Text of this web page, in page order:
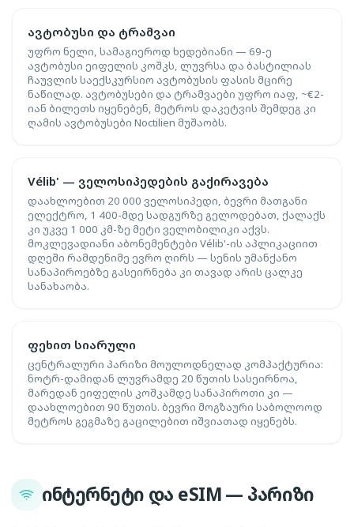
ავტობუსი და ტრამვაი
უფრო ნელი, სამაგიეროდ ხედებიანი — 69-ე
ავტობუსი ეიფელის კოშკს, ლუვრსა და ბასტილიას
ჩაუვლის საექსკურსიო ავტობუსის ფასის მცირე
ნაწილად. ავტობუსები და ტრამვაები უფრო იაფ, ~€2-
იან ბილეთს იყენებენ, მეტროს დაკეტვის შემდეგ კი
ღამის ავტობუსები Noctilien მუშაობს.
Vélib' — ველოსიპედების გაქირავება
დაახლოებით 20 000 ველოსიპედი, ბევრი მათგანი
ელექტრო, 1 400-მდე სადგურზე გელოდებათ, ქალაქს
კი უკვე 1 000 კმ-ზე მეტი ველობილიკი აქვს.
მოკლევადიანი აბონემენტები Vélib'-ის აპლიკაციით
დღეში რამდენიმე ევრო ღირს — სენის უმანქანო
სანაპიროებზე გასეირნება კი თავად არის ცალკე
სანახაობა.
ფეხით სიარული
ცენტრალური პარიზი მოულოდნელად კომპაქტურია:
ნოტრ-დამიდან ლუვრამდე 20 წუთის სასეირნოა,
მარედან ეიფელის კოშკამდე სანაპიროთი კი —
დაახლოებით 90 წუთის. ბევრი მოგზაური საბოლოოდ
მეტროს გეგმაზე გაცილებით იშვიათად იყენებს.
ინტერნეტი და eSIM — პარიზი